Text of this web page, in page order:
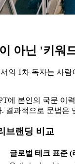
아닌 '키워
의 1차 독자는 사
에 본인의 국문 이
결과적으로 문법
브랜딩 비교
글로벌 테크 표준 (